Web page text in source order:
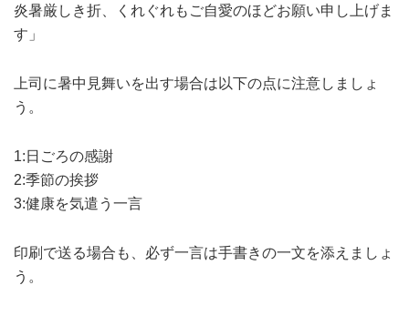
炎暑厳しき折、くれぐれもご自愛のほどお願い申し上げま
す」
上司に暑中見舞いを出す場合は以下の点に注意しましょ
う。
1:日ごろの感謝
2:季節の挨拶
3:健康を気遣う一言
印刷で送る場合も、必ず一言は手書きの一文を添えましょ
う。